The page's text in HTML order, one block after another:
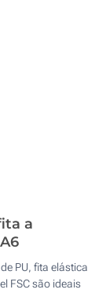
a
PU, fita elástica
FSC são ideais